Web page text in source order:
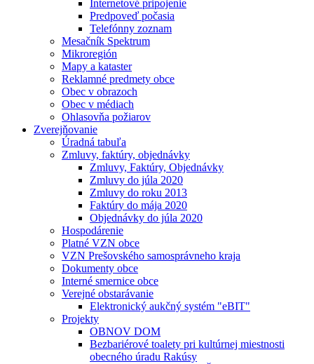
Internetové pripojenie
Predpoveď počasia
Telefónny zoznam
Mesačník Spektrum
Mikroregión
Mapy a kataster
Reklamné predmety obce
Obec v obrazoch
Obec v médiach
Ohlasovňa požiarov
Zverejňovanie
Úradná tabuľa
Zmluvy, faktúry, objednávky
Zmluvy, Faktúry, Objednávky
Zmluvy do júla 2020
Zmluvy do roku 2013
Faktúry do mája 2020
Objednávky do júla 2020
Hospodárenie
Platné VZN obce
VZN Prešovského samosprávneho kraja
Dokumenty obce
Interné smernice obce
Verejné obstarávanie
Elektronický aukčný systém "eBIT"
Projekty
OBNOV DOM
Bezbariérové toalety pri kultúrnej miestnosti
obecného úradu Rakúsy